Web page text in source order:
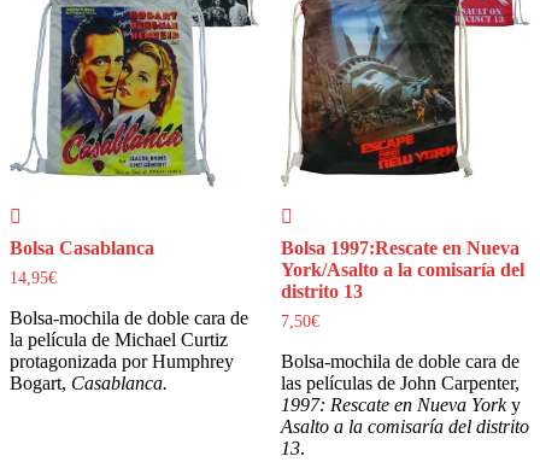
Bolsa Casablanca
14,95€
Bolsa-mochila de doble cara de
la película de Michael Curtiz
protagonizada por Humphrey
Bogart, Casablanca.
Bolsa 1997:Rescate en Nueva
York/Asalto a la comisaría del
distrito 13
7,50€
Bolsa-mochila de doble cara de
las películas de John Carpenter,
1997: Rescate en Nueva Yorky
Asalto a la comisaría del distrito
13.